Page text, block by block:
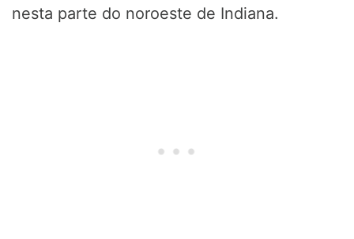
nesta parte do noroeste de Indiana.